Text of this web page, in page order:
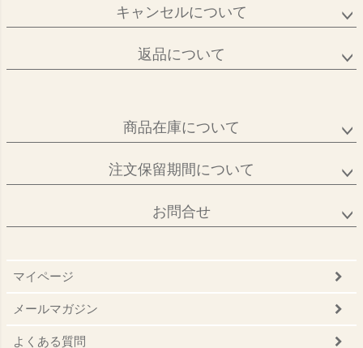
キャンセルについて
返品について
商品在庫について
注文保留期間について
お問合せ
マイページ
メールマガジン
よくある質問